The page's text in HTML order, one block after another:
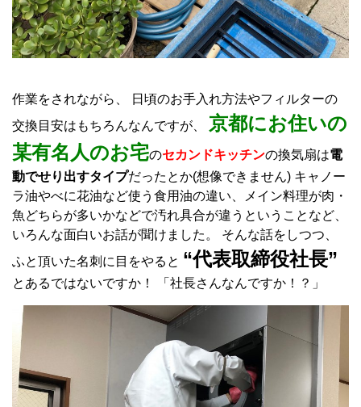
作業をされながら、 日頃のお手入れ方法やフィルターの
交換目安はもちろんなんですが、 京都にお住いの
某有名人のお宅のセカンドキッチンの換気扇は電
動でせり出すタイプだったとか(想像できません) キャノー
ラ油やべに花油など使う食用油の違い、メイン料理が肉・
魚どちらが多いかなどで汚れ具合が違うということなど、
いろんな面白いお話が聞けました。 そんな話をしつつ、
ふと頂いた名刺に目をやると “代表取締役社長”
とあるではないですか！ 「社長さんなんですか！？」